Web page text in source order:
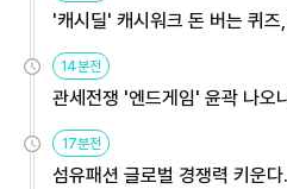
'캐시딜' 캐시워크 돈 버는 퀴즈
14분전
관세전쟁 '엔드게임' 윤곽 나오
용해야
17분전
섬유패션 글로벌 경쟁력 키운